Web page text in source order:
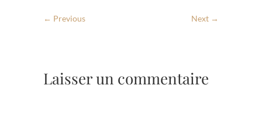
← Previous Next →
Laisser un commentaire